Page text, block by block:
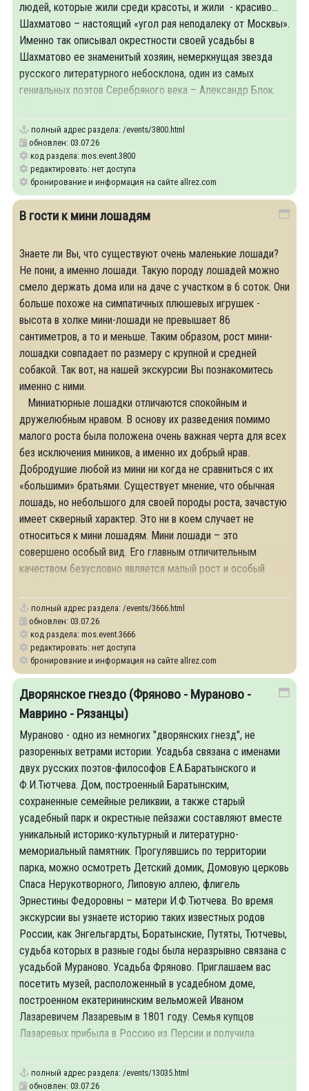
людей, которые жили среди красоты, и жили - красиво...
Шахматово – настоящий «угол рая неподалеку от Москвы».
Именно так описывал окрестности своей усадьбы в
Шахматово ее знаменитый хозяин, немеркнущая звезда
русского литературного небосклона, один из самых
гениальных поэтов Серебряного века – Александр Блок.
полный адрес раздела: /events/3800.html
обновлен: 03.07.26
код раздела: mos.event.3800
редактировать: нет доступа
бронирование и информация на сайте allrez.com
В гости к мини лошадям
Знаете ли Вы, что существуют очень маленькие лошади?
Не пони, а именно лошади. Такую породу лошадей можно
смело держать дома или на даче с участком в 6 соток. Они
больше похоже на симпатичных плюшевых игрушек -
высота в холке мини-лошади не превышает 86
сантиметров, а то и меньше. Таким образом, рост мини-
лошадки совпадает по размеру с крупной и средней
собакой. Так вот, на нашей экскурсии Вы познакомитесь
именно с ними.
Миниатюрные лошадки отличаются спокойным и
дружелюбным нравом. В основу их разведения помимо
малого роста была положена очень важная черта для всех
без исключения миников, а именно их добрый нрав.
Добродушие любой из мини ни когда не сравниться с их
«большими» братьями. Существует мнение, что обычная
лошадь, но небольшого для своей породы роста, зачастую
имеет скверный характер. Это ни в коем случает не
относиться к мини лошадям. Мини лошади – это
совершено особый вид. Его главным отличительным
качеством безусловно является малый рост и особый
полный адрес раздела: /events/3666.html
обновлен: 03.07.26
код раздела: mos.event.3666
редактировать: нет доступа
бронирование и информация на сайте allrez.com
Дворянское гнездо (Фряново - Мураново -
Маврино - Рязанцы)
Мураново - одно из немногих "дворянских гнезд", не
разоренных ветрами истории. Усадьба связана с именами
двух русских поэтов-философов Е.А.Баратынского и
Ф.И.Тютчева. Дом, построенный Баратынским,
сохраненные семейные реликвии, а также старый
усадебный парк и окрестные пейзажи составляют вместе
уникальный историко-культурный и литературно-
мемориальный памятник. Прогулявшись по территории
парка, можно осмотреть Детский домик, Домовую церковь
Спаса Нерукотворного, Липовую аллею, флигель
Эрнестины Федоровны – матери И.Ф.Тютчева. Во время
экскурсии вы узнаете историю таких известных родов
России, как Энгельгардты, Боратынские, Путяты, Тютчевы,
судьба которых в разные годы была неразрывно связана с
усадьбой Мураново. Усадьба Фряново. Приглашаем вас
посетить музей, расположенный в усадебном доме,
построенном екатерининским вельможей Иваном
Лазаревичем Лазаревым в 1801 году. Семья купцов
Лазаревых прибыла в Россию из Персии и получила
полный адрес раздела: /events/13035.html
обновлен: 03.07.26